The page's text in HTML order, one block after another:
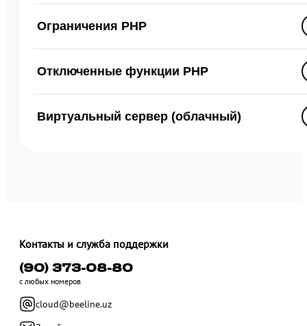
Ограничения PHP
Отключенные функции PHP
Виртуальный сервер (облачный)
Контакты и служба поддержки
(90) 373-08-80
с любых номеров
cloud@beeline.uz